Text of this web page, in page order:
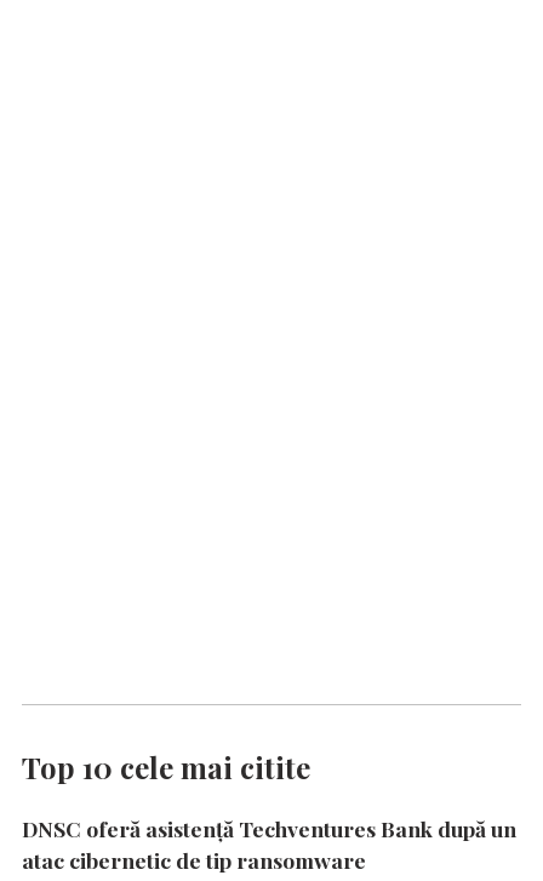
Top 10 cele mai citite
DNSC oferă asistență Techventures Bank după un
atac cibernetic de tip ransomware